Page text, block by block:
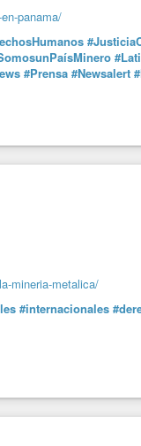
panama/
#Prensa #Newsalert
mineria-metalica/
#internacionales